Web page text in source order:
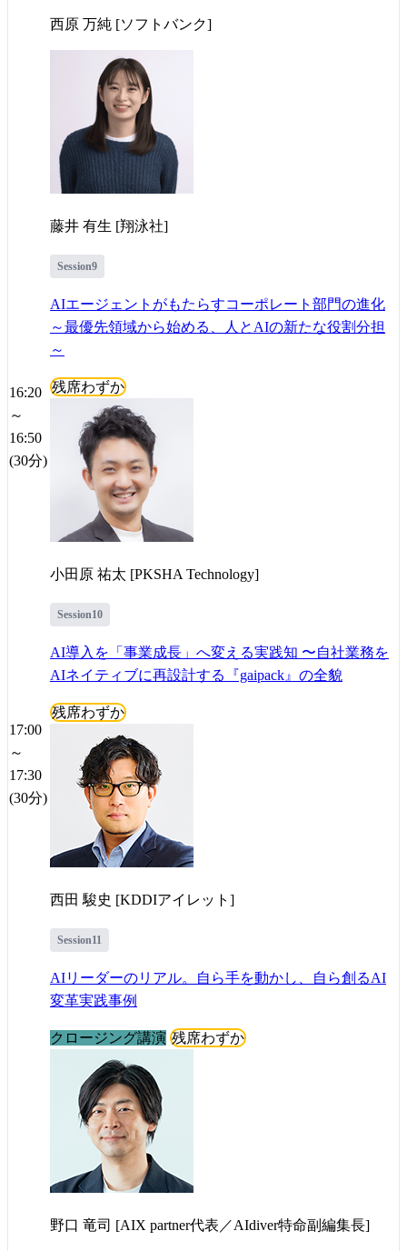
西原 万純 [ソフトバンク]
藤井 有生 [翔泳社]
16:20
～
16:50
(30分)
Session9
AIエージェントがもたらすコーポレート部門の進化
～最優先領域から始める、人とAIの新たな役割分担
～
残席わずか
小田原 祐太 [PKSHA Technology]
17:00
～
17:30
(30分)
Session10
AI導入を「事業成長」へ変える実践知 〜自社業務を
AIネイティブに再設計する『gaipack』の全貌
残席わずか
西田 駿史 [KDDIアイレット]
Session11
AIリーダーのリアル。自ら手を動かし、自ら創るAI
変革実践事例
クロージング講演 残席わずか
野口 竜司 [AIX partner代表／AIdiver特命副編集長]